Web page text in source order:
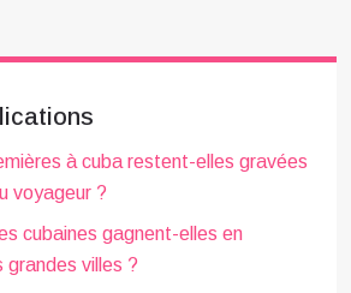
à cuba restent-elles gravées
voyageur ?
cubaines gagnent-elles en
grandes villes ?